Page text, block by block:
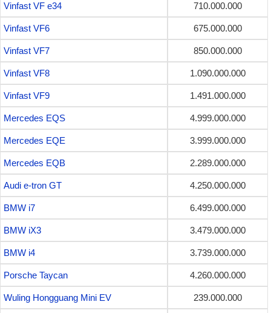
Vinfast VF e34 710.000.000
Vinfast VF6 675.000.000
Vinfast VF7 850.000.000
Vinfast VF8 1.090.000.000
Vinfast VF9 1.491.000.000
Mercedes EQS 4.999.000.000
Mercedes EQE 3.999.000.000
Mercedes EQB 2.289.000.000
Audi e-tron GT 4.250.000.000
BMW i7 6.499.000.000
BMW iX3 3.479.000.000
BMW i4 3.739.000.000
Porsche Taycan 4.260.000.000
Wuling Hongguang Mini EV 239.000.000